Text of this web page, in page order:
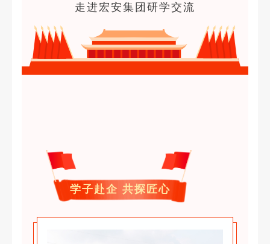
走进宏安集团研学交流
学子赴企 共探匠心